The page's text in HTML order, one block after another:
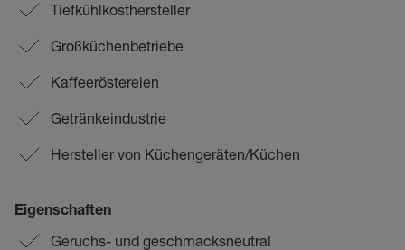
Tiefkühlkosthersteller
Großküchenbetriebe
Kaffeeröstereien
Getränkeindustrie
Hersteller von Küchengeräten/Küchen
Eigenschaften
Geruchs- und geschmacksneutral